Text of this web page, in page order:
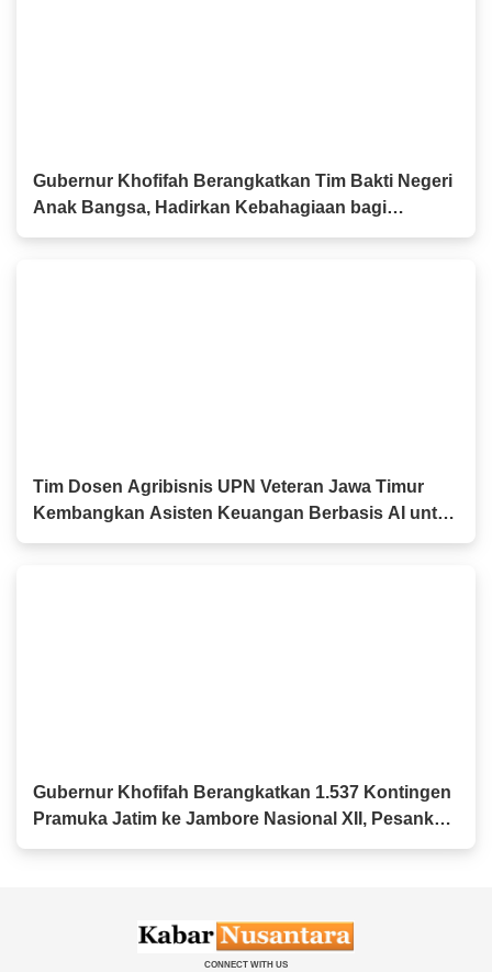
Gubernur Khofifah Berangkatkan Tim Bakti Negeri
Anak Bangsa, Hadirkan Kebahagiaan bagi
Keluarga Pahlawan dan Perintis Kemerdekaan
Tim Dosen Agribisnis UPN Veteran Jawa Timur
Kembangkan Asisten Keuangan Berbasis AI untuk
Kelompok Tani dan UMKM
Gubernur Khofifah Berangkatkan 1.537 Kontingen
Pramuka Jatim ke Jambore Nasional XII, Pesankan
Semangat Persaudaraan
CONNECT WITH US